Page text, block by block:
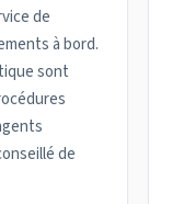
de
à bord.
sont
de